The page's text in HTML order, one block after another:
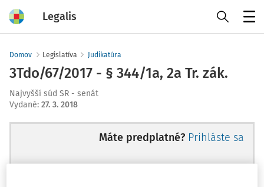
Legalis
Domov Legislatíva Judikatúra
3Tdo/67/2017 - § 344/1a, 2a Tr. zák.
Najvyšší súd SR - senát
Vydané: 27. 3. 2018
Máte predplatné? Prihláste sa